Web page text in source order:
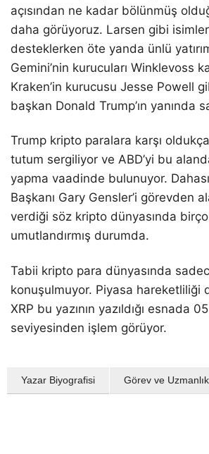
açısından ne kadar bölünmüş
daha görüyoruz. Larsen gibi isimler
desteklerken öte yanda ünlü
Gemini’nin kurucuları Winklevoss
Kraken’in kurucusu Jesse Powell
başkan Donald Trump’ın yanında
Trump kripto paralara karşı
tutum sergiliyor ve ABD’yi bu
yapma vaadinde bulunuyor. Dahası
Başkanı Gary Gensler’i görevden
verdiği söz kripto dünyasında
umutlandırmış durumda.
Tabii kripto para dünyasında
konuşulmuyor. Piyasa hareketliliği
XRP bu yazının yazıldığı esnada
seviyesinden işlem görüyor.
Yazar Biyografisi Görev ve Uzmanlık